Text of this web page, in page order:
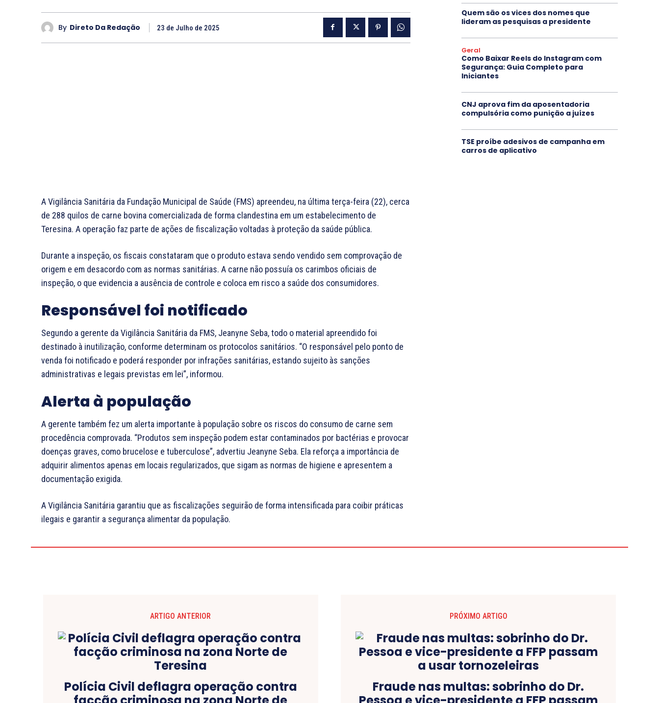
By Direto Da Redação 23 de Julho de 2025
A Vigilância Sanitária da Fundação Municipal de Saúde (FMS) apreendeu, na última terça-feira (22), cerca
de 288 quilos de carne bovina comercializada de forma clandestina em um estabelecimento de
Teresina. A operação faz parte de ações de fiscalização voltadas à proteção da saúde pública.
Durante a inspeção, os fiscais constataram que o produto estava sendo vendido sem comprovação de
origem e em desacordo com as normas sanitárias. A carne não possuía os carimbos oficiais de
inspeção, o que evidencia a ausência de controle e coloca em risco a saúde dos consumidores.
Responsável foi notificado
Segundo a gerente da Vigilância Sanitária da FMS, Jeanyne Seba, todo o material apreendido foi
destinado à inutilização, conforme determinam os protocolos sanitários. “O responsável pelo ponto de
venda foi notificado e poderá responder por infrações sanitárias, estando sujeito às sanções
administrativas e legais previstas em lei”, informou.
Alerta à população
A gerente também fez um alerta importante à população sobre os riscos do consumo de carne sem
procedência comprovada. “Produtos sem inspeção podem estar contaminados por bactérias e provocar
doenças graves, como brucelose e tuberculose”, advertiu Jeanyne Seba. Ela reforça a importância de
adquirir alimentos apenas em locais regularizados, que sigam as normas de higiene e apresentem a
documentação exigida.
A Vigilância Sanitária garantiu que as fiscalizações seguirão de forma intensificada para coibir práticas
ilegais e garantir a segurança alimentar da população.
Quem são os vices dos nomes que
lideram as pesquisas a presidente
Geral
Como Baixar Reels do Instagram com
Segurança: Guia Completo para
Iniciantes
CNJ aprova fim da aposentadoria
compulsória como punição a juízes
TSE proíbe adesivos de campanha em
carros de aplicativo
ARTIGO ANTERIOR
Polícia Civil deflagra operação contra
PRÓXIMO ARTIGO
Fraude nas multas: sobrinho do Dr.